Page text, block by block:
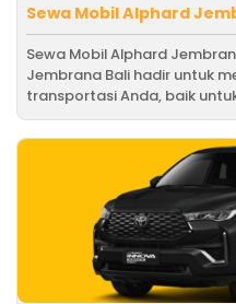
Sewa Mobil Alphard
Sewa Mobil Alphard
Jembrana Bali hadir untuk
transportasi Anda, baik